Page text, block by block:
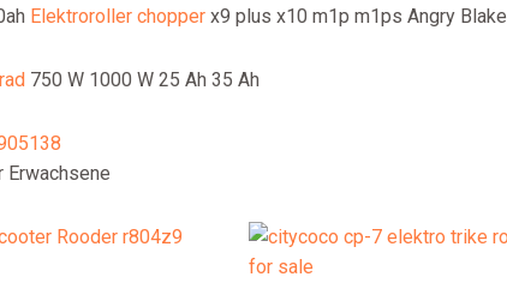
Elektroroller chopperx9 plus x10 m1p m1ps Angry Blake
750 W 1000 W 25 Ah 35 Ah
Erwachsene